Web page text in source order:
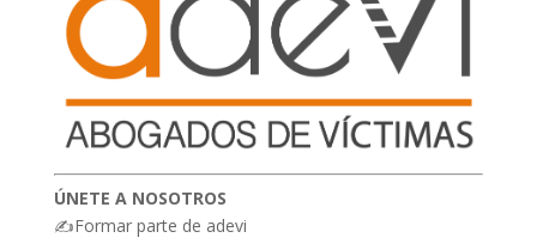
ÚNETE A NOSOTROS
✍Formar parte de adevi